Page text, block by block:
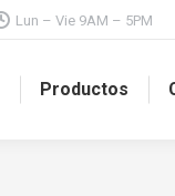
Lun – Vie 9AM – 5PM
Productos